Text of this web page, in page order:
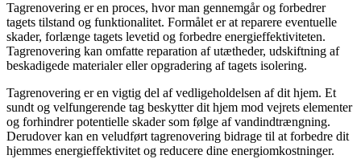
Tagrenovering er en proces, hvor man gennemgår og forbedrer
tagets tilstand og funktionalitet. Formålet er at reparere eventuelle
skader, forlænge tagets levetid og forbedre energieffektiviteten.
Tagrenovering kan omfatte reparation af utætheder, udskiftning af
beskadigede materialer eller opgradering af tagets isolering.
Tagrenovering er en vigtig del af vedligeholdelsen af dit hjem. Et
sundt og velfungerende tag beskytter dit hjem mod vejrets elementer
og forhindrer potentielle skader som følge af vandindtrængning.
Derudover kan en veludført tagrenovering bidrage til at forbedre dit
hjemmes energieffektivitet og reducere dine energiomkostninger.